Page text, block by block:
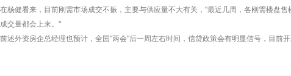
在杨健看来，目前刚需市场成交不振，主要与供应量不大有关，"最近几周，各刚需楼盘
交量都会上来。"
前述外资房企总经理也预计，全国"两会"后一周左右时间，信贷政策会有明显信号，目前